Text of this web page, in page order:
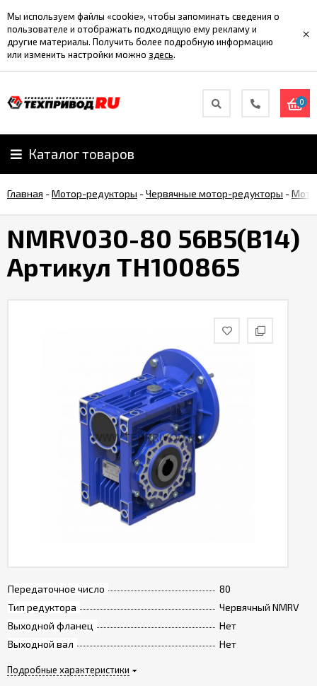
Мы используем файлы «cookie», чтобы запоминать сведения о
пользователе и отображать подходящую ему рекламу и
другие материалы. Получить более подробную информацию
или изменить настройки можно здесь.
×
0
Каталог товаров
Главная -Мотор-редукторы -Червячные мотор-редукторы -
NMRV030-80 56B5(B14)
Артикул TH100865
Передаточное число
80
Тип редуктора
Червячный NMRV
Выходной фланец
Нет
Выходной вал
Нет
Подробные характеристики